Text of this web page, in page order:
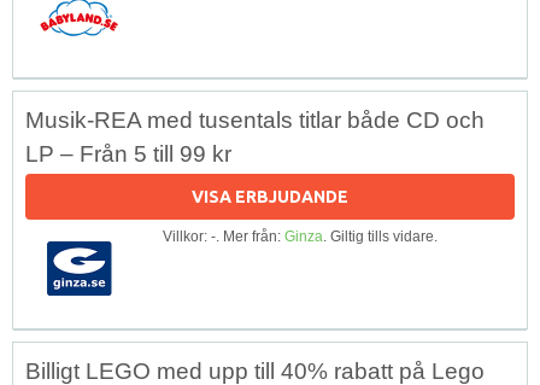
Musik-REA med tusentals titlar både CD och
LP – Från 5 till 99 kr
VISA ERBJUDANDE
Villkor: -. Mer från: Ginza. Giltig tills vidare.
Billigt LEGO med upp till 40% rabatt på Lego